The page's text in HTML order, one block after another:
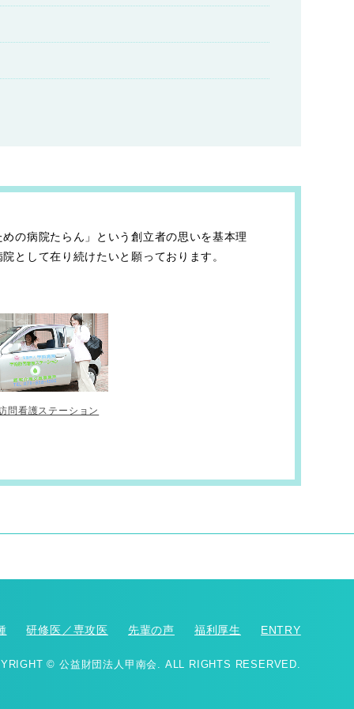
の病院たらん」という創立者の思いを基本理
として在り続けたいと願っております。
問看護ステーション
研修医／専攻医 先輩の声 福利厚生 ENTRY
© 公益財団法人甲南会. ALL RIGHTS RESERVED.